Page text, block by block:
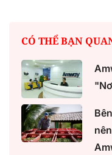
CÓ THỂ BẠN